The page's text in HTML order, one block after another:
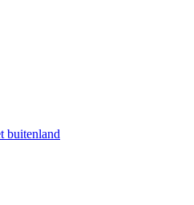
buitenland